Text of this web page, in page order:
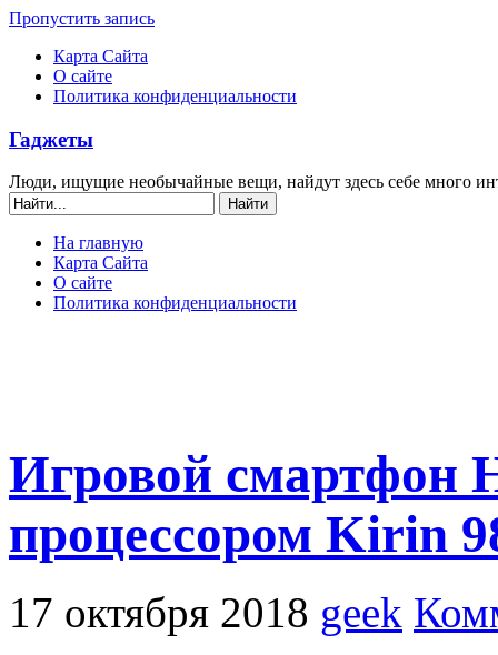
Пропустить запись
Карта Сайта
О сайте
Политика конфиденциальности
Гаджеты
Люди, ищущие необычайные вещи, найдут здесь себе много
На главную
Карта Сайта
О сайте
Политика конфиденциальности
Игровой смартфон
процессором Kirin
17 октября 2018 geek